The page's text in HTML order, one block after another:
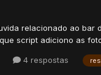
relacionado ao bar
script adiciono as
4 respostas